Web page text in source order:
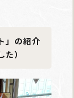
」の紹介
）